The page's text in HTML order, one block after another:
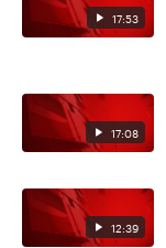
17:53
17:08
12:39